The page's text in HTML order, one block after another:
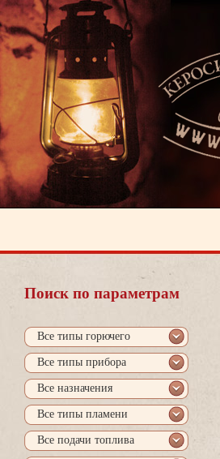
Поиск по параметрам
се типы горючего
се типы прибора
се назначения
се типы пламени
се подачи топлива